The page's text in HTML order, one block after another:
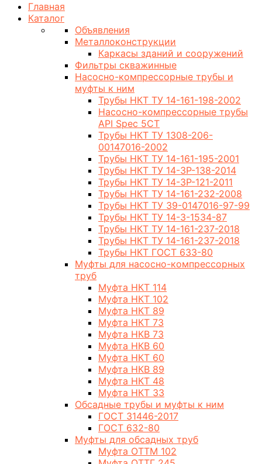
Главная
Каталог
Объявления
Металлоконструкции
Каркасы зданий и сооружений
Фильтры скважинные
Насосно-компрессорные трубы и
муфты к ним
Трубы НКТ ТУ 14-161-198-2002
Насосно-компрессорные трубы
API Spec 5CT
Трубы НКТ ТУ 1308-206-
00147016-2002
Трубы НКТ ТУ 14-161-195-2001
Трубы НКТ ТУ 14-3Р-138-2014
Трубы НКТ ТУ 14-3Р-121-2011
Трубы НКТ ТУ 14-161-232-2008
Трубы НКТ ТУ 39-0147016-97-99
Трубы НКТ ТУ 14-3-1534-87
Трубы НКТ ТУ 14-161-237-2018
Трубы НКТ ТУ 14-161-237-2018
Трубы НКТ ГОСТ 633-80
Муфты для насосно-компрессорных
труб
Муфта НКТ 114
Муфта НКТ 102
Муфта НКТ 89
Муфта НКТ 73
Муфта НКВ 73
Муфта НКВ 60
Муфта НКТ 60
Муфта НКВ 89
Муфта НКТ 48
Муфта НКТ 33
Обсадные трубы и муфты к ним
ГОСТ 31446-2017
ГОСТ 632-80
Муфты для обсадных труб
Муфта ОТТМ 102